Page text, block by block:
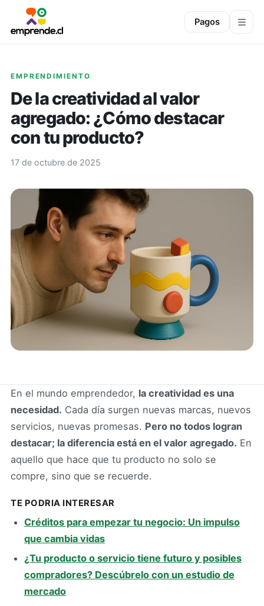
Pagos
EMPRENDIMIENTO
De la creatividad al valor
agregado: ¿Cómo destacar
con tu producto?
17 de octubre de 2025
En el mundo emprendedor, la creatividad es una
necesidad. Cada día surgen nuevas marcas, nuevos
servicios, nuevas promesas. Pero no todos logran
destacar; la diferencia está en el valor agregado. En
aquello que hace que tu producto no solo se
compre, sino que se recuerde.
TE PODRIA INTERESAR
Créditos para empezar tu negocio: Un impulso
que cambia vidas
¿Tu producto o servicio tiene futuro y posibles
compradores? Descúbrelo con un estudio de
mercado